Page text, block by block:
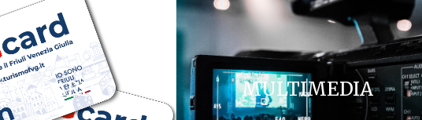
CARD MULTIMEDIA